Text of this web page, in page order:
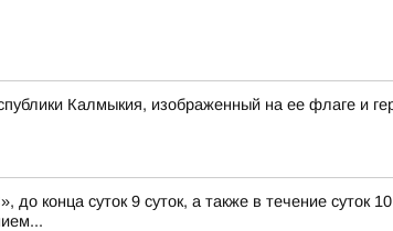
Калмыкия, изображенный на ее флаге и
конца суток 9 суток, а также в течение суток